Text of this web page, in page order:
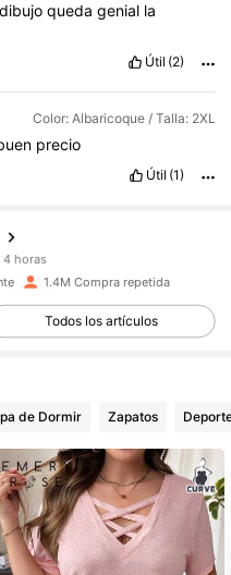
dibujoquedagenial la
Útil (2)
Color: Albaricoque / Talla: 2XL
precio
Útil (1)
1.4M Compra repetida
Todos los artículos
de Dormir Zapatos